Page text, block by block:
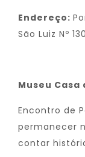
Endereço:
São Luiz Nº
Museu
Encontro de
permanecer
contar